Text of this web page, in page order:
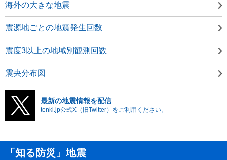
海外の大きな地震
震源地ごとの地震発生回数
震度3以上の地域別観測回数
震央分布図
最新の地震情報を配信
tenki.jp公式X（旧Twitter）をご利用ください。
「知る防災」地震